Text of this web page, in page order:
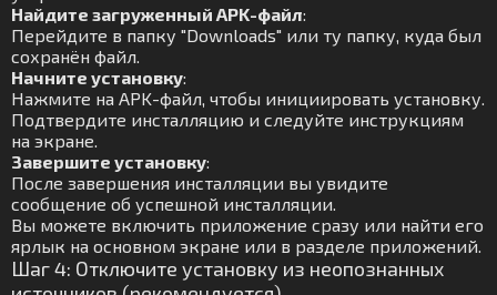
Найдите загруженный APK-файл:
Перейдите в папку "Downloads" или ту папку, куда был
сохранён файл.
Начните установку:
Нажмите на APK-файл, чтобы инициировать установку.
Подтвердите инсталляцию и следуйте инструкциям
на экране.
Завершите установку:
После завершения инсталляции вы увидите
сообщение об успешной инсталляции.
Вы можете включить приложение сразу или найти его
ярлык на основном экране или в разделе приложений.
Шаг 4: Отключите установку из неопознанных